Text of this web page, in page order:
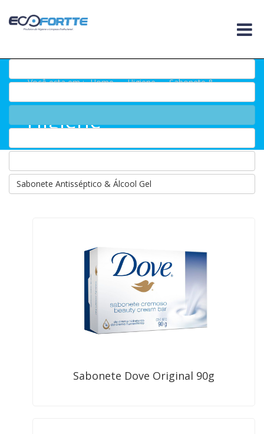
Você esta em : Home . Higiene . Sabonete &
Higiene
Sabonete Antisséptico & Álcool Gel
Sabonete Dove Original 90g